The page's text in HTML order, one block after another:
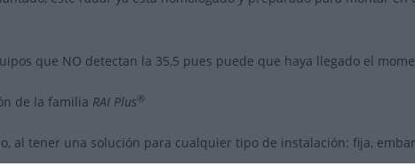
que NO detectan la 35,5 pues puede que haya llegado el
de la familia RAI Plus®
al tener una solución para cualquier tipo de instalación: fija,